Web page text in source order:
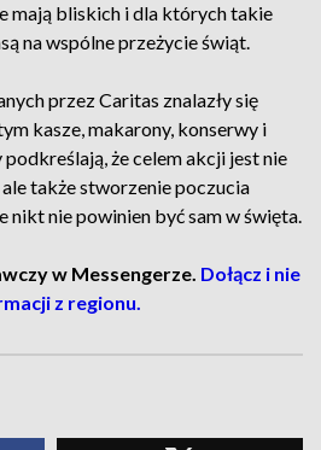
mają bliskich i dla których takie
na wspólne przeżycie świąt.
przez Caritas znalazły się
kasze, makarony, konserwy i
że celem akcji jest nie
także stworzenie poczucia
nikt nie powinien być sam w święta.
w Messengerze. Dołącz i nie
z regionu.